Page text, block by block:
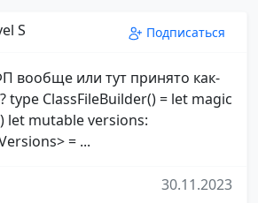
S Подписаться
вообще или тут принято как-
type ClassFileBuilder() = let magic
let mutable versions:
= ...
30.11.2023